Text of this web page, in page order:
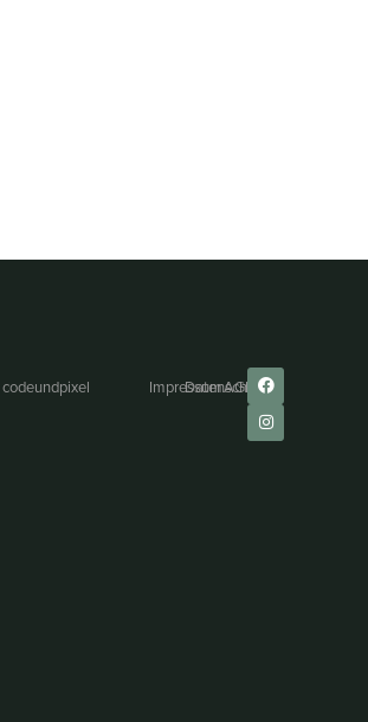
codeundpixel ImpressumDatenschutz
AGB